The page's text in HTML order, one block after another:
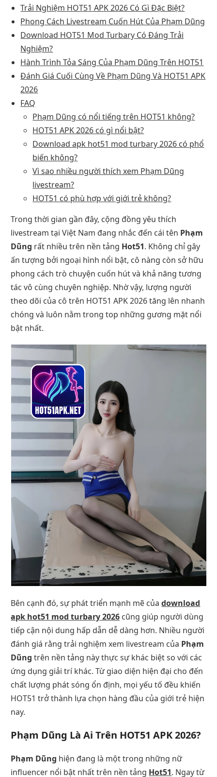
Trải Nghiệm HOT51 APK 2026 Có Gì Đặc Biệt?
Phong Cách Livestream Cuốn Hút Của Phạm Dũng
Download HOT51 Mod Turbary Có Đáng Trải
Nghiệm?
Hành Trình Tỏa Sáng Của Phạm Dũng Trên HOT51
Đánh Giá Cuối Cùng Về Phạm Dũng Và HOT51 APK
2026
FAQ
Phạm Dũng có nổi tiếng trên HOT51 không?
HOT51 APK 2026 có gì nổi bật?
Download apk hot51 mod turbary 2026 có phổ
biến không?
Vì sao nhiều người thích xem Phạm Dũng
livestream?
HOT51 có phù hợp với giới trẻ không?
Trong thời gian gần đây, cộng đồng yêu thích
livestream tại Việt Nam đang nhắc đến cái tên Phạm
Dũng rất nhiều trên nền tảng Hot51. Không chỉ gây
ấn tượng bởi ngoại hình nổi bật, cô nàng còn sở hữu
phong cách trò chuyện cuốn hút và khả năng tương
tác vô cùng chuyên nghiệp. Nhờ vậy, lượng người
theo dõi của cô trên HOT51 APK 2026 tăng lên nhanh
chóng và luôn nằm trong top những gương mặt nổi
bật nhất.
Bên cạnh đó, sự phát triển mạnh mẽ củadownload
apk hot51 mod turbary 2026 cũng giúp người dùng
tiếp cận nội dung hấp dẫn dễ dàng hơn. Nhiều người
đánh giá rằng trải nghiệm xem livestream của Phạm
Dũng trên nền tảng này thực sự khác biệt so với các
ứng dụng giải trí khác. Từ giao diện hiện đại cho đến
chất lượng phát sóng ổn định, mọi yếu tố đều khiến
HOT51 trở thành lựa chọn hàng đầu của giới trẻ hiện
nay.
Phạm Dũng Là Ai Trên HOT51 APK 2026?
Phạm Dũng hiện đang là một trong những nữ
influencer nổi bật nhất trên nền tảng Hot51. Ngay từ